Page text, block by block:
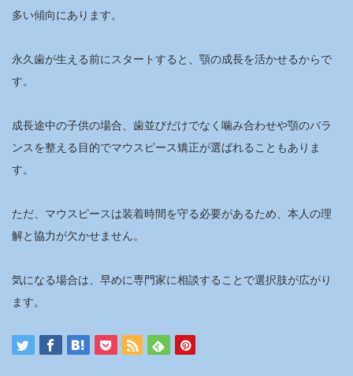
多い傾向にあります。
永久歯が生える前にスタートすると、顎の成長を活かせるからで
す。
成長途中の子供の場合、歯並びだけでなく噛み合わせや顎のバラ
ンスを整える目的でマウスピース矯正が選ばれることもありま
す。
ただ、マウスピースは装着時間を守る必要があるため、本人の理
解と協力が欠かせません。
気になる場合は、早めに専門家に相談することで選択肢が広がり
ます。